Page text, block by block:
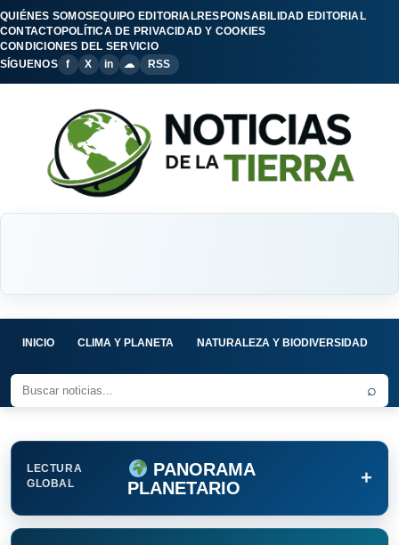
QUIÉNES SOMOSEQUIPO EDITORIALRESPONSABILIDAD EDITORIAL
CONTACTOPOLÍTICA DE PRIVACIDAD Y COOKIES
CONDICIONES DEL SERVICIO
SÍGUENOS
f X in ☁ RSS
INICIO CLIMA Y PLANETA NATURALEZA Y BIODIVERSIDAD
⌕
LECTURA
GLOBAL
PANORAMA
PLANETARIO
+